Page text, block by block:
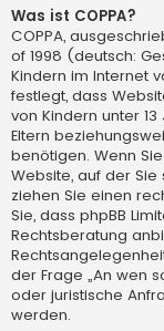
Was ist COPPA?
COPPA,
of 1998 (deutsch:
Kindern im Internet
festlegt, dass
von Kindern unter
Eltern
benötigen. Wenn
Website, auf der Sie
ziehen Sie einen
Sie, dass phpBB
Rechtsberatung
der Frage „An wen
oder juristische
werden.